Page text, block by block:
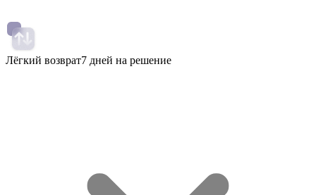
Лёгкий возврат7 дней на решение